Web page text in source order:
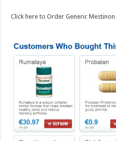
Click here to Order Generic